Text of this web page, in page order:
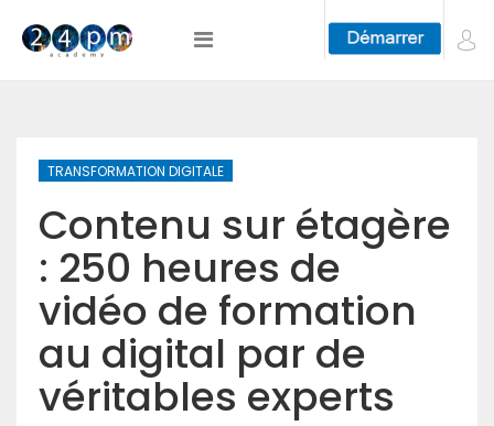
TRANSFORMATION DIGITALE
Contenu sur étagère
: 250 heures de
vidéo de formation
au digital par de
véritables experts